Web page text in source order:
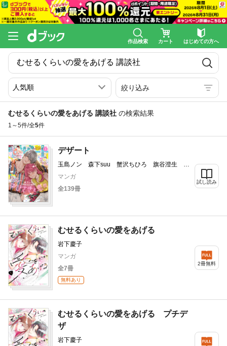
作品検索 カート はじめての方へ
絞り込み
むせるくらいの愛をあげる 講談社 の検索結果
1～5件/全5件
デザート
玉島ノン 森下suu 蟹沢ちひろ 旗谷澄生 春
凪りぐ 岩下慶子 しろうさな 戸沢まりか
ろびこ 六月一日 夜久エメラルド
マンガ
全139冊
試し読み
むせるくらいの愛をあげる
岩下慶子
マンガ
全7冊
無料あり
2冊無料
むせるくらいの愛をあげる プチデ
ザ
岩下慶子